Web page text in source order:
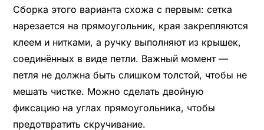
Сборка этого варианта схожа с первым: сетка
нарезается на прямоугольник, края закрепляются
клеем и нитками, а ручку выполняют из крышек,
соединённых в виде петли. Важный момент —
петля не должна быть слишком толстой, чтобы не
мешать чистке. Можно сделать двойную
фиксацию на углах прямоугольника, чтобы
предотвратить скручивание.